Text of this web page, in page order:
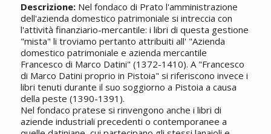
Descrizione:Nel fondaco di Prato l'amministrazione
dell'azienda domestico patrimoniale si intreccia con
l'attività finanziario-mercantile: i libri di questa gestione
"mista" li troviamo pertanto attribuiti all' "Azienda
domestico patrimoniale e azienda mercantile
Francesco di Marco Datini" (1372-1410). A "Francesco
di Marco Datini proprio in Pistoia" si riferiscono invece i
libri tenuti durante il suo soggiorno a Pistoia a causa
della peste (1390-1391).
Nel fondaco pratese si rinvengono anche i libri di
aziende industriali precedenti o contemporanee a